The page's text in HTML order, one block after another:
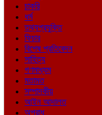
চাকরি
ধর্ম
তথ্যপ্রযুক্তি
ফিচার
বিশেষ প্রতিবেদন
সাহিত্য
গণমাধ্যম
মতামত
সম্পাদকীয়
আইন আদালত
অপরাধ